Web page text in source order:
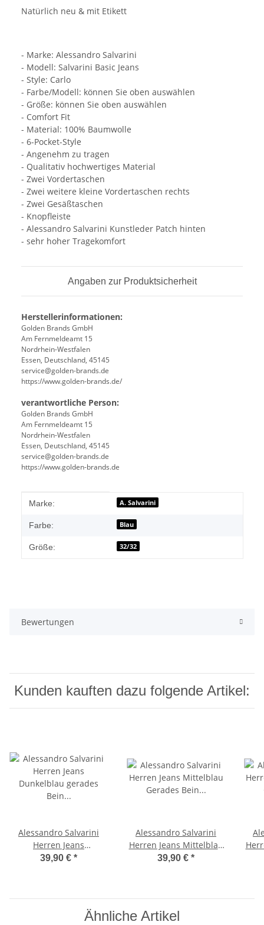
Natürlich neu & mit Etikett
- Marke: Alessandro Salvarini
- Modell: Salvarini Basic Jeans
- Style: Carlo
- Farbe/Modell: können Sie oben auswählen
- Größe: können Sie oben auswählen
- Comfort Fit
- Material: 100% Baumwolle
- 6-Pocket-Style
- Angenehm zu tragen
- Qualitativ hochwertiges Material
- Zwei Vordertaschen
- Zwei weitere kleine Vordertaschen rechts
- Zwei Gesäßtaschen
- Knopfleiste
- Alessandro Salvarini Kunstleder Patch hinten
- sehr hoher Tragekomfort
Angaben zur Produktsicherheit
Herstellerinformationen:
Golden Brands GmbH
Am Fernmeldeamt 15
Nordrhein-Westfalen
Essen, Deutschland, 45145
service@golden-brands.de
https://www.golden-brands.de/
verantwortliche Person:
Golden Brands GmbH
Am Fernmeldeamt 15
Nordrhein-Westfalen
Essen, Deutschland, 45145
service@golden-brands.de
https://www.golden-brands.de
Produkteigenschaft
Wert
Marke: A. Salvarini
Farbe: Blau
Größe: 32/32
Bewertungen
Kunden kauften dazu folgende Artikel:
Alessandro Salvarini
Herren Jeans
Dunkelblau gerades
39,90 € *
Alessandro Salvarini
Herren Jeans Mittelblau
Gerades Bein O-211 W32
39,90 € *
Ähnliche Artikel